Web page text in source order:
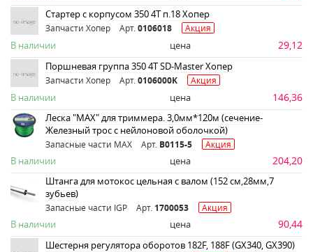
Стартер с корпусом 350 4Т п.18 Хопер
Запчасти Хопер Арт. 0106018 Акция
В наличии цена 29,12
Поршневая группа 350 4Т SD-Master Хопер
Запчасти Хопер Арт. 0106000K Акция
В наличии цена 146,36
Леска "MAX" для триммера. 3,0мм*120м (сечение-
Железный трос с нейлоновой оболочкой)
Запасные части MAX Арт. B0115-5 Акция
В наличии цена 204,20
Штанга для мотокос цельная с валом (152 см,28мм,7
зубьев)
Запасные части IGP Арт. 1700053 Акция
В наличии цена 90,44
Шестерня регулятора оборотов 182F, 188F (GX340, GX390)